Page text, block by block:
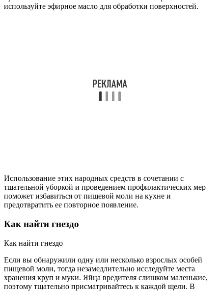
используйте эфирное масло для обработки поверхностей.
Использование этих народных средств в сочетании с
тщательной уборкой и проведением профилактических мер
поможет избавиться от пищевой моли на кухне и
предотвратить ее повторное появление.
Как найти гнездо
Как найти гнездо
Если вы обнаружили одну или несколько взрослых особей
пищевой моли, тогда незамедлительно исследуйте места
хранения круп и муки. Яйца вредителя слишком маленькие,
поэтому тщательно присматривайтесь к каждой щели. В